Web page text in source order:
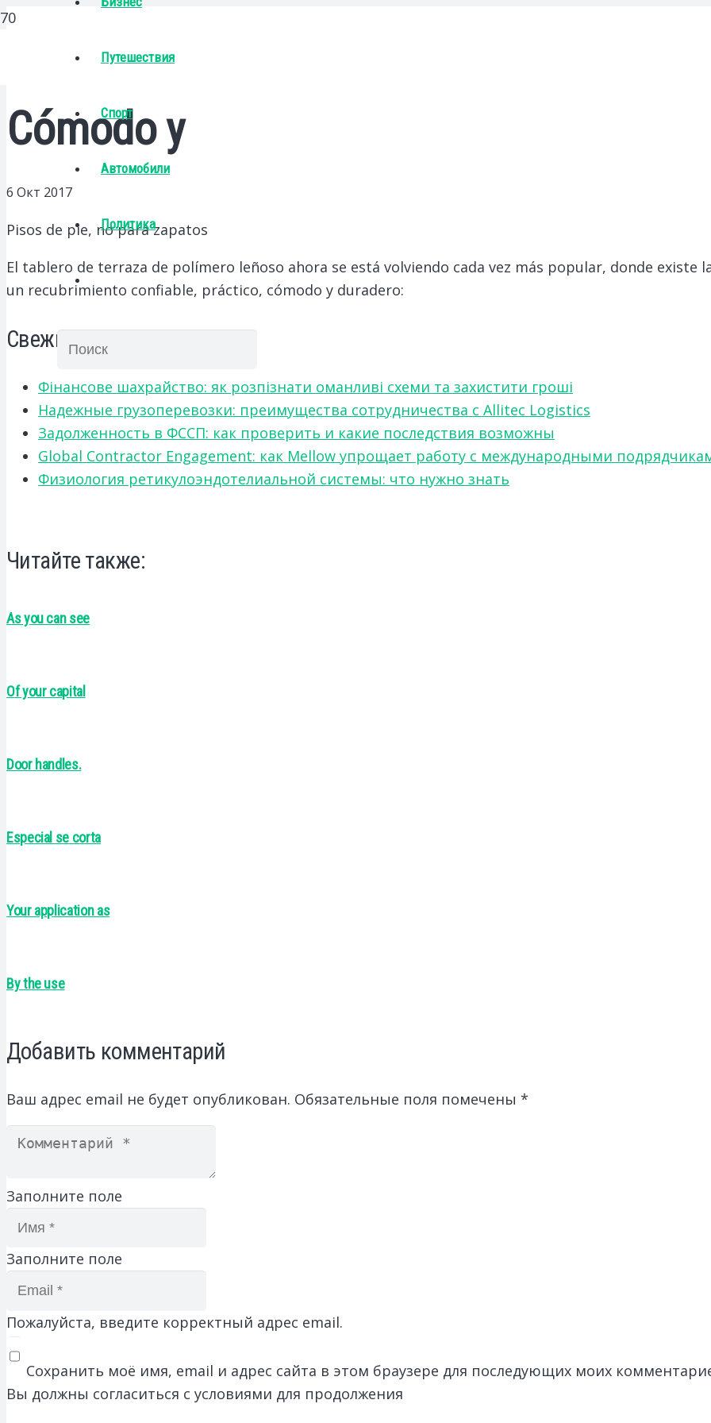
Путешествия
Спорт
Автомобили
Политика
Cómodo y
6 Окт 2017
Pisos de pie, no para zapatos
El tablero de terraza de polímero leñoso ahora se está volviendo cada vez más popular, donde existe
un recubrimiento confiable, práctico, cómodo y duradero:
Свежие записи
Фінансове шахрайство: як розпізнати оманливі схеми та захистити гроші
Надежные грузоперевозки: преимущества сотрудничества с Allitec Logistics
Задолженность в ФССП: как проверить и какие последствия возможны
Global Contractor Engagement: как Mellow упрощает работу с международными
Физиология ретикулоэндотелиальной системы: что нужно знать
Читайте также:
As you can see
Of your capital
Door handles.
Especial se corta
Your application as
By the use
Добавить комментарий
Ваш адрес email не будет опубликован. Обязательные поля помечены *
Заполните поле
Заполните поле
Пожалуйста, введите корректный адрес email.
Сохранить моё имя, email и адрес сайта в этом браузере для последующих моих
Вы должны согласиться с условиями для продолжения